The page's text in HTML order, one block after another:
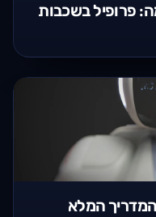
פרופיל בשכבות
המלא